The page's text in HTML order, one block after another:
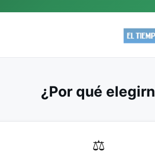
¿Por qué
⚖️